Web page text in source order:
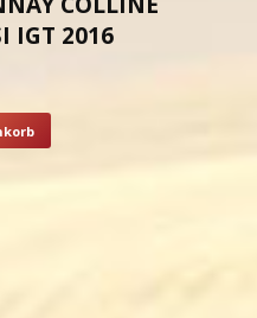
IGT 2016